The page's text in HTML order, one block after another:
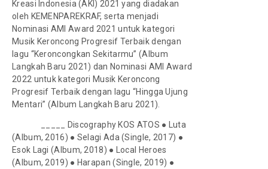
Kreasi Indonesia (AKI) 2021 yang diadakan
oleh KEMENPAREKRAF, serta menjadi
Nominasi AMI Award 2021 untuk kategori
Musik Keroncong Progresif Terbaik dengan
lagu “Keroncongkan Sekitarmu” (Album
Langkah Baru 2021) dan Nominasi AMI Award
2022 untuk kategori Musik Keroncong
Progresif Terbaik dengan lagu “Hingga Ujung
Mentari” (Album Langkah Baru 2021).
_____ Discography KOS ATOS ● Luta
(Album, 2016) ● Selagi Ada (Single, 2017) ●
Esok Lagi (Album, 2018) ● Local Heroes
(Album, 2019) ● Harapan (Single, 2019) ●